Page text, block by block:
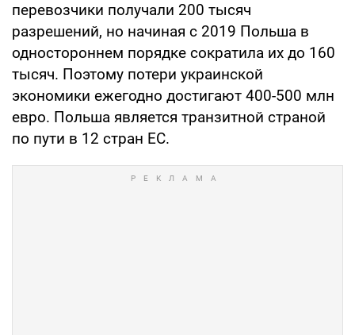
перевозчики получали 200 тысяч
разрешений, но начиная с 2019 Польша в
одностороннем порядке сократила их до 160
тысяч. Поэтому потери украинской
экономики ежегодно достигают 400-500 млн
евро. Польша является транзитной страной
по пути в 12 стран ЕС.